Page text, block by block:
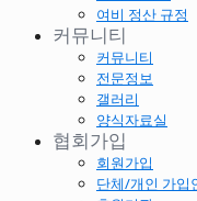
여비 정산 규정
커뮤니티
커뮤니티
전문정보
갤러리
양식자료실
협회가입
회원가입
단체/개인 가입